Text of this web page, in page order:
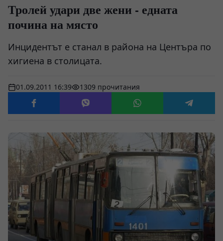
Тролей удари две жени - едната
почина на място
Инцидентът е станал в района на Центъра по
хигиена в столицата.
01.09.2011 16:39 1309 прочитания